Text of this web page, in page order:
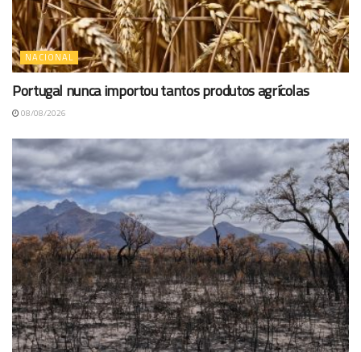
NACIONAL
Portugal nunca importou tantos produtos agrícolas
08/08/2026